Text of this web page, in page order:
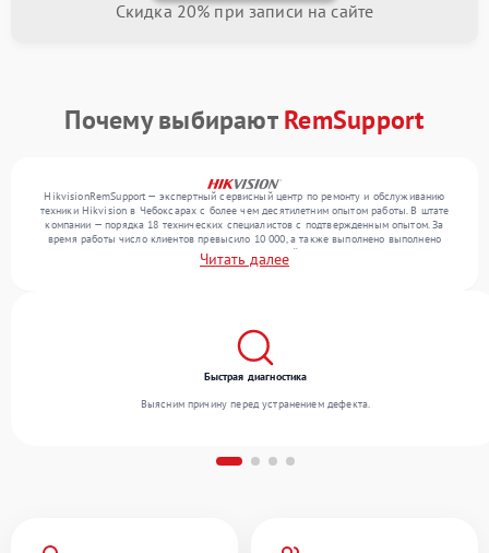
Скидка 20% при записи на сайте
Почему выбираютRemSupport
HikvisionRemSupport — экспертный сервисный центр по ремонту и обслуживанию
техники Hikvision в Чебоксарах с более чем десятилетним опытом работы. В штате
компании — порядка 18 технических специалистов с подтвержденным опытом. За
время работы число клиентов превысило 10 000, а также выполнено выполнено
более 12 000 ремонтов. Ежемесячно в сервисный центр поступает более 300
обращений, включая , , . Мы беремся за задачи любой сложности и поддерживаем
Читать далее
Быстрая диагностика
Выясним причину перед устранением дефекта.